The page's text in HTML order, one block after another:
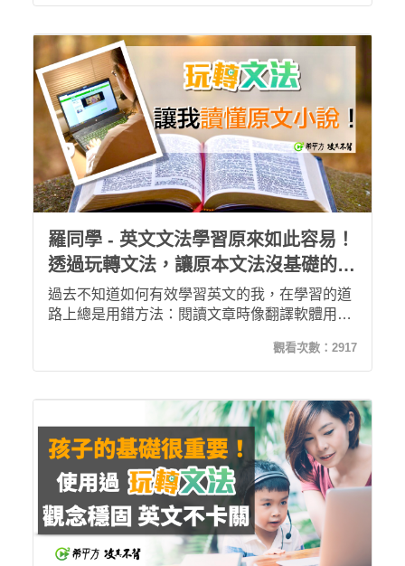
能！
羅同學 - 英文文法學習原來如此容易！
透過玩轉文法，讓原本文法沒基礎的
我，也能開始讀懂原文小說！
過去不知道如何有效學習英文的我，在學習的道
路上總是用錯方法：閱讀文章時像翻譯軟體用單
我遇到攻其不背及玩轉文法的課程！現在的我不
僅能聽懂各式腔調，更能閱讀原文小說！
觀看次數： 2917